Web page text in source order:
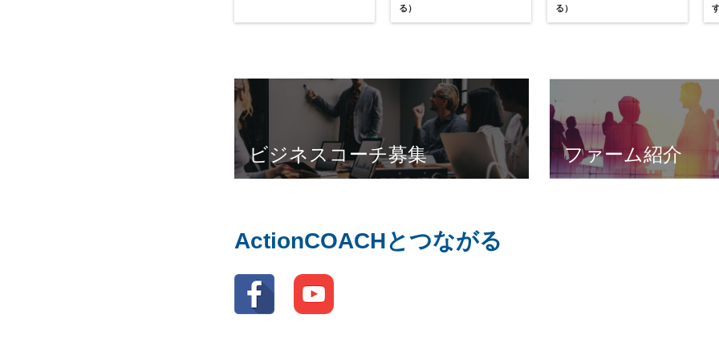
る） る）
ビジネスコーチ募集 ファーム紹介
ActionCOACHとつながる